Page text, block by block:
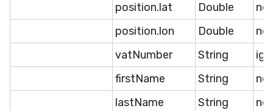
position.lat Double
position.lon
Double
vatNumber
String
firstName
String
lastName
String